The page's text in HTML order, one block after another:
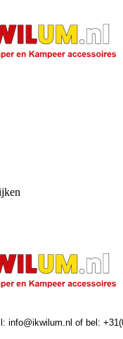
info@ikwilum.nl of bel: